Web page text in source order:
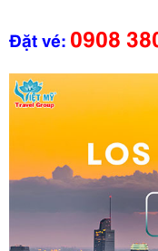
Đặt vé: 0908